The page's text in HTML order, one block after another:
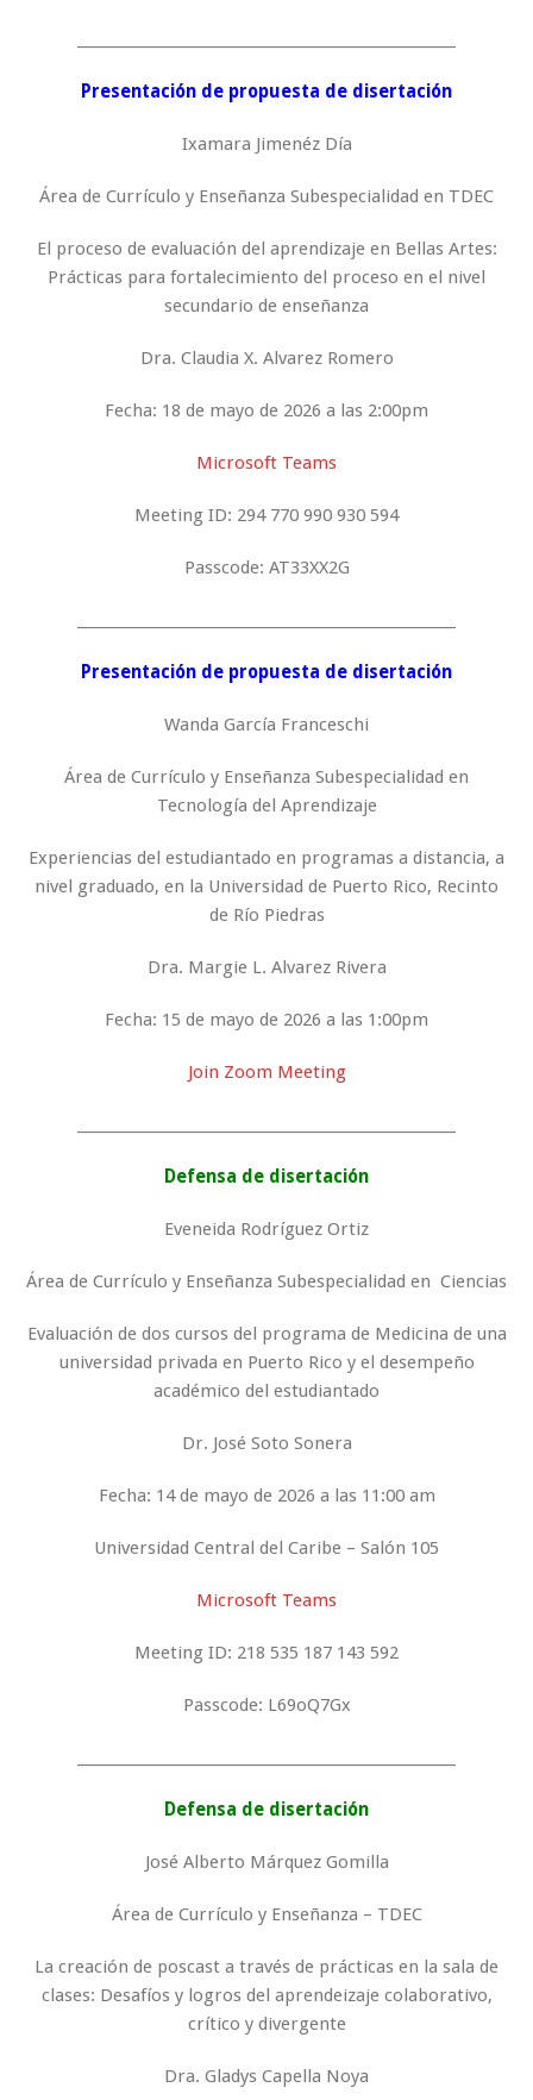
Presentación de propuesta de disertación
Ixamara Jimenéz Día
Área de Currículo y Enseñanza Subespecialidad en TDEC
El proceso de evaluación del aprendizaje en Bellas Artes:
Prácticas para fortalecimiento del proceso en el nivel
secundario de enseñanza
Dra. Claudia X. Alvarez Romero
Fecha: 18 de mayo de 2026 a las 2:00pm
Microsoft Teams
Meeting ID: 294 770 990 930 594
Passcode: AT33XX2G
Presentación de propuesta de disertación
Wanda García Franceschi
Área de Currículo y Enseñanza Subespecialidad en
Tecnología del Aprendizaje
Experiencias del estudiantado en programas a distancia, a
nivel graduado, en la Universidad de Puerto Rico, Recinto
de Río Piedras
Dra. Margie L. Alvarez Rivera
Fecha: 15 de mayo de 2026 a las 1:00pm
Join Zoom Meeting
Defensa de disertación
Eveneida Rodríguez Ortiz
Área de Currículo y Enseñanza Subespecialidad en Ciencias
Evaluación de dos cursos del programa de Medicina de una
universidad privada en Puerto Rico y el desempeño
académico del estudiantado
Dr. José Soto Sonera
Fecha: 14 de mayo de 2026 a las 11:00 am
Universidad Central del Caribe – Salón 105
Microsoft Teams
Meeting ID: 218 535 187 143 592
Passcode: L69oQ7Gx
Defensa de disertación
José Alberto Márquez Gomilla
Área de Currículo y Enseñanza – TDEC
La creación de poscast a través de prácticas en la sala de
clases: Desafíos y logros del aprendeizaje colaborativo,
crítico y divergente
Dra. Gladys Capella Noya